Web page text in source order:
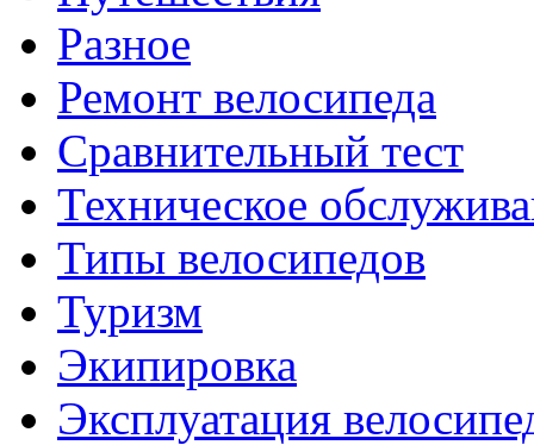
Разное
Ремонт велосипеда
Сравнительный тест
Техническое
Типы велосипедов
Туризм
Экипировка
Эксплуатация